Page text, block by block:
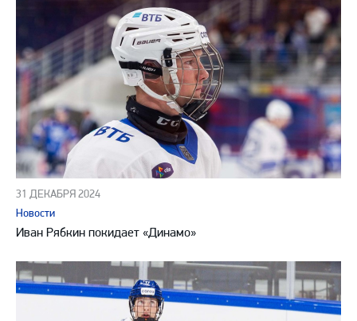
31 ДЕКАБРЯ 2024
Новости
Иван Рябкин покидает «Динамо»